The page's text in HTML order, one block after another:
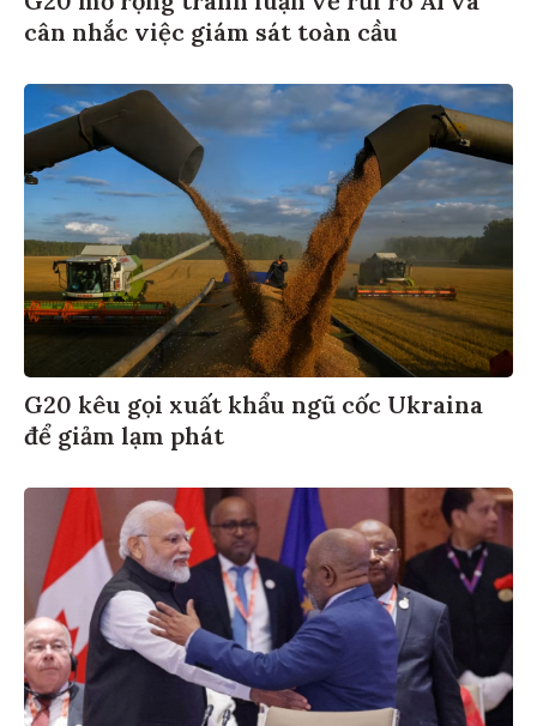
cân nhắc việc giám sát toàn cầu
G20 kêu gọi xuất khẩu ngũ cốc Ukraina
để giảm lạm phát